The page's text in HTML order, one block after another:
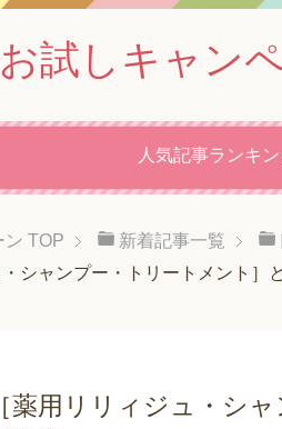
試しキャン
人気記事ランキ
ン TOP 新着記事一覧
シャンプー・トリートメント］
薬用リリィジュ・シ